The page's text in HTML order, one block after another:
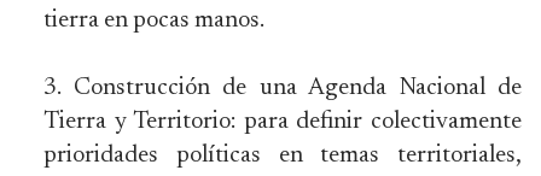
tierra en pocas manos.
Construcción de una Agenda Nacional de
Tierra y Territorio: para definir colectivamente
prioridades políticas en temas territoriales,